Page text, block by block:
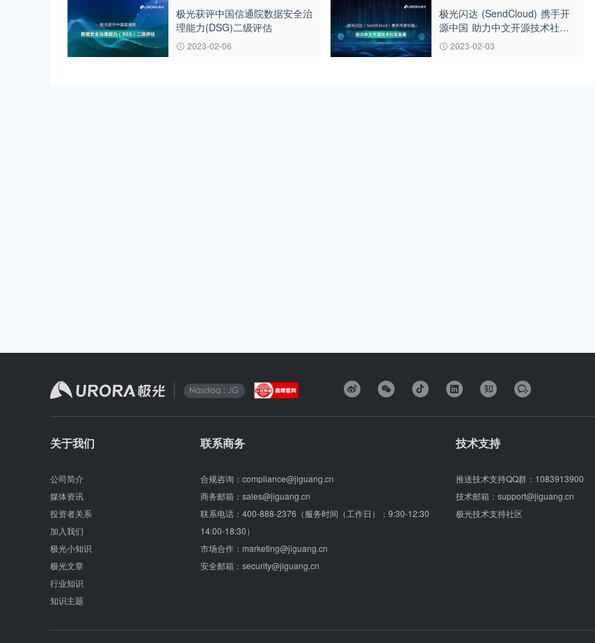
极光获评中国信通院数据安全治
理能力(DSG)二级评估
2023-02-06
极光闪达 (SendCloud) 携手开
源中国 助力中文开源技术社区
发展2023-02-03
关于我们
公司简介
媒体资讯
投资者关系
加入我们
极光小知识
极光文章
行业知识
知识主题
联系商务
合规咨询： compliance@jiguang.cn
商务邮箱： sales@jiguang.cn
联系电话： 400-888-2376（服务时间（工作日）：9:30-12:30
14:00-18:30）
市场合作： marketing@jiguang.cn
安全邮箱： security@jiguang.cn
技术支持
推送技术支持QQ群： 1083913900
技术邮箱： support@jiguang.cn
极光技术支持社区